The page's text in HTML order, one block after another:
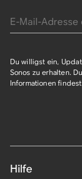
Du willigst ein,
Sonos zu erhalten.
Informationen
Hilfe